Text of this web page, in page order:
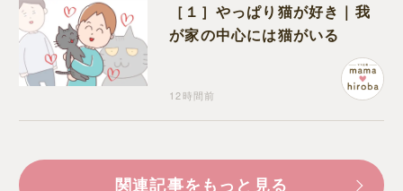
［１］やっぱり猫が好き｜我
が家の中心には猫がいる
12時間前
関連記事をもっと見る